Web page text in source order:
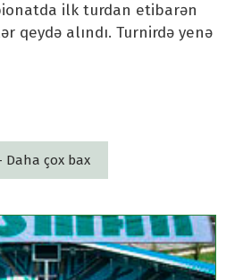
ilk turdan etibarən
qeydə alındı. Turnirdə yenə
Daha çox bax